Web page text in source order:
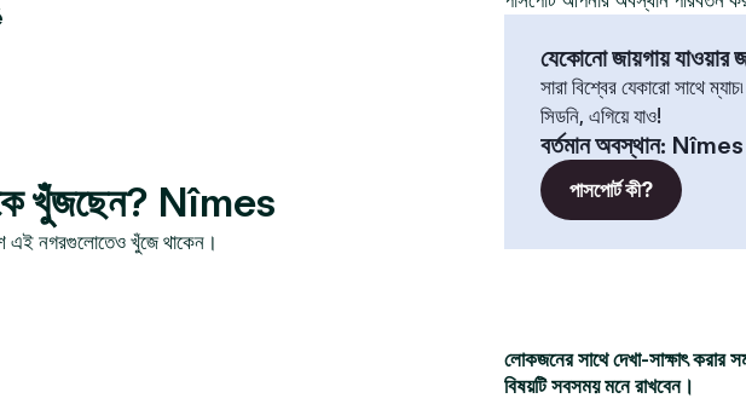
খুঁজছেন? Nîmes
এই নগরগুলোতেও খুঁজে থাকেন।
যেকোনো জায়গায় যাওয়ার
সারা বিশ্বের যেকারো সাথে
সিডনি, এগিয়ে যাও!
বর্তমান অবস্থান: Nîmes
পাসপোর্ট কী?
লোকজনের সাথে দেখা-সাক্ষাৎ করার
বিষয়টি সবসময় মনে রাখবেন।